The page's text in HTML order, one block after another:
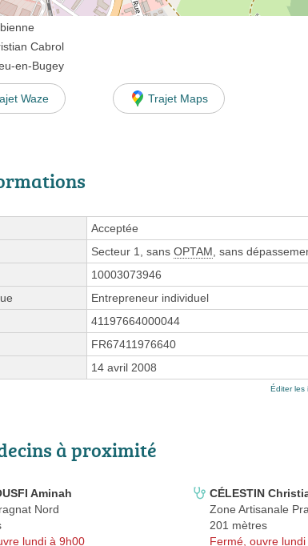
Cabrol
en-Bugey
Waze Trajet Maps
Acceptée
Secteur 1, sans OPTAM , sans
10003073946
Entrepreneur individuel
41197664000044
FR67411976640
14 avril 2008
Éditer les
à proximité
Aminah
Nord
lundi à 9h00
CÉLESTIN
Zone Artisanale
201 mètres
Fermé, ouvre